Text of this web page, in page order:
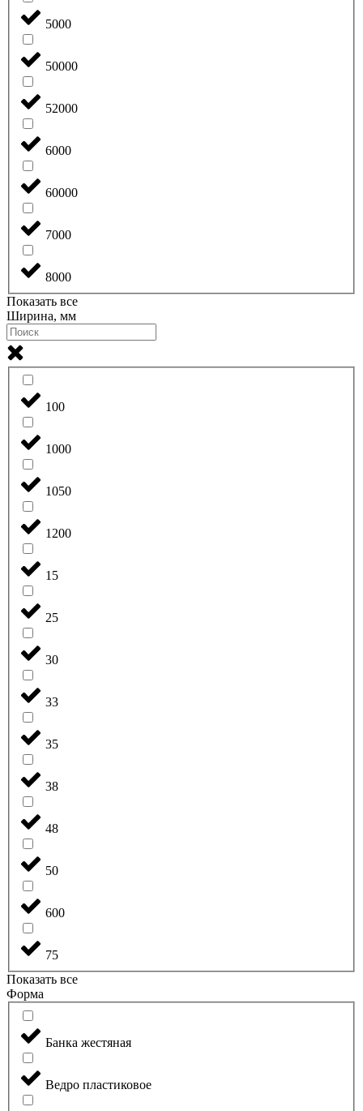
5000
50000
52000
6000
60000
7000
8000
Показать все
Ширина, мм
100
1000
1050
1200
15
25
30
33
35
38
48
50
600
75
Показать все
Форма
Банка жестяная
Ведро пластиковое